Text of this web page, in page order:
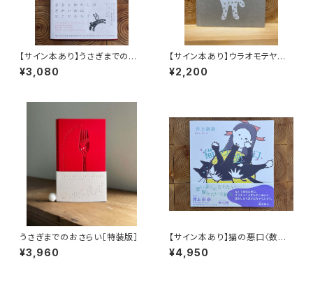
【サイン本あり】うさぎまでのお
さらい［通常版］
¥3,080
【サイン本あり】ウラオモテヤマ
ネコ
¥2,200
うさぎまでのおさらい［特装版］
¥3,960
【サイン本あり】猫の悪口〈数量
限定・オリジナルトート付き〉
¥4,950